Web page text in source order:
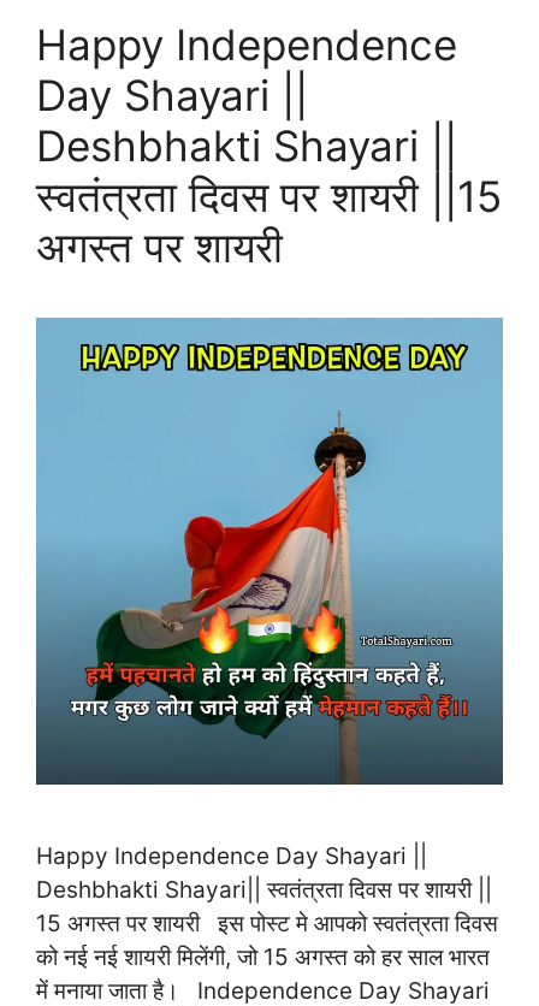
Happy Independence
Day Shayari ||
Deshbhakti Shayari ||
स्वतंत्रता दिवस पर शायरी ||15
अगस्त पर शायरी
Happy Independence Day Shayari ||
Deshbhakti Shayari|| स्वतंत्रता दिवस पर शायरी ||
15 अगस्त पर शायरी इस पोस्ट मे आपको स्वतंत्रता दिवस
को नई नई शायरी मिलेंगी, जो 15 अगस्त को हर साल भारत
में मनाया जाता है। Independence Day Shayari